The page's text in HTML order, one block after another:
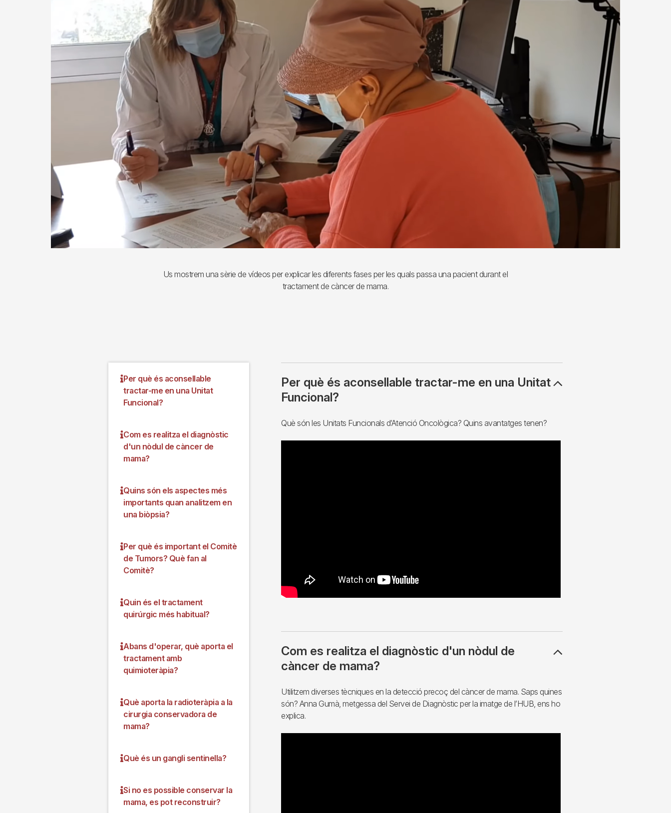
Us mostrem una sèrie de vídeos per explicar les diferents fases per les quals passa una pacient durant el
tractament de càncer de mama.
Per què és aconsellable
tractar-me en una Unitat
Funcional?
Com es realitza el diagnòstic
d'un nòdul de càncer de
mama?
Quins són els aspectes més
importants quan analitzem en
una biòpsia?
Per què és important el Comitè
de Tumors? Què fan al
Comitè?
Quin és el tractament
quirúrgic més habitual?
Abans d'operar, què aporta el
tractament amb
quimioteràpia?
Què aporta la radioteràpia a la
cirurgia conservadora de
mama?
Què és un gangli sentinella?
Si no es possible conservar la
mama, es pot reconstruir?
Per què és aconsellable tractar-me en una Unitat
Funcional?
Què són les Unitats Funcionals d’Atenció Oncològica? Quins avantatges tenen?
Com es realitza el diagnòstic d'un nòdul de
càncer de mama?
Utilitzem diverses tècniques en la detecció precoç del càncer de mama. Saps quines
són? Anna Gumà, metgessa del Servei de Diagnòstic per la imatge de l’HUB, ens ho
explica.